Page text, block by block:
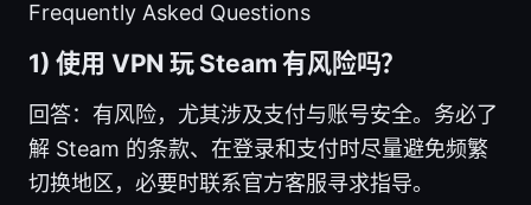
Frequently Asked Questions
1) 使用 VPN 玩 Steam 有风险吗？
回答：有风险，尤其涉及支付与账号安全。务必了
解 Steam 的条款、在登录和支付时尽量避免频繁
切换地区，必要时联系官方客服寻求指导。